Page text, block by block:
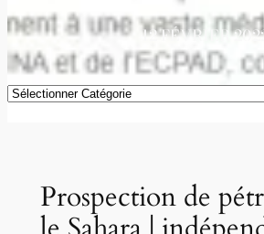
12 FÉVRIER
Catégories
Prospection de